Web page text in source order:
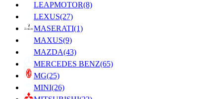
LEAPMOTOR(8)
LEXUS(27)
MASERATI(1)
MAXUS(9)
MAZDA(43)
MERCEDES BENZ(65)
MG(25)
MINI(26)